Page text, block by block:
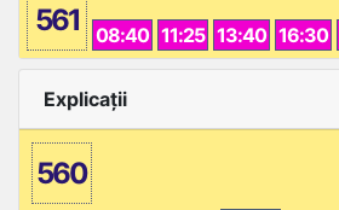
561 08:40 11:25 13:40 16:30
Explicații
560